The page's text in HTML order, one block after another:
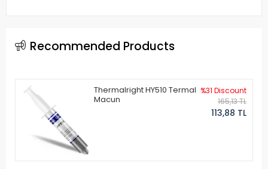
Recommended Products
Thermalright HY510 Termal
Macun
%31 Discount
165,13 TL
113,88 TL